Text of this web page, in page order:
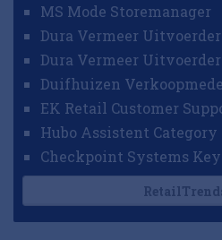
MS Mode Storemanager
Dura Vermeer
Dura Vermeer
Duifhuizen
EK Retail Customer
Hubo Assistent Category